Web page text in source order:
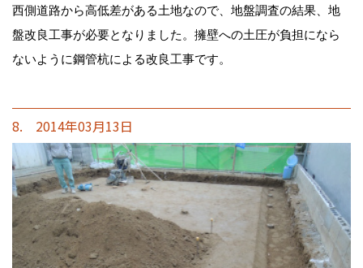
西側道路から高低差がある土地なので、地盤調査の結果、地
盤改良工事が必要となりました。擁壁への土圧が負担になら
ないように鋼管杭による改良工事です。
8. 2014年03月13日